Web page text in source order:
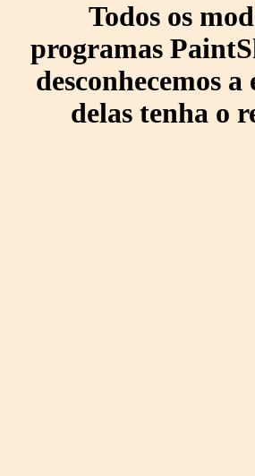
Todos os
programas
desconhecemos
delas tenha o